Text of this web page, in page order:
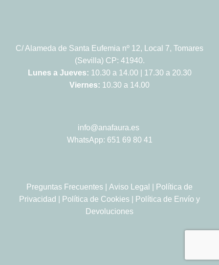
C/ Alameda de Santa Eufemia nº 12, Local 7, Tomares
(Sevilla) CP: 41940.
Lunes a Jueves: 10.30 a 14.00 | 17.30 a 20.30
Viernes: 10.30 a 14.00
info@anafaura.es
WhatsApp: 651 69 80 41
Preguntas Frecuentes Aviso Legal
Política de
Privacidad
Política de Cookies
Política de Envío y
Devoluciones